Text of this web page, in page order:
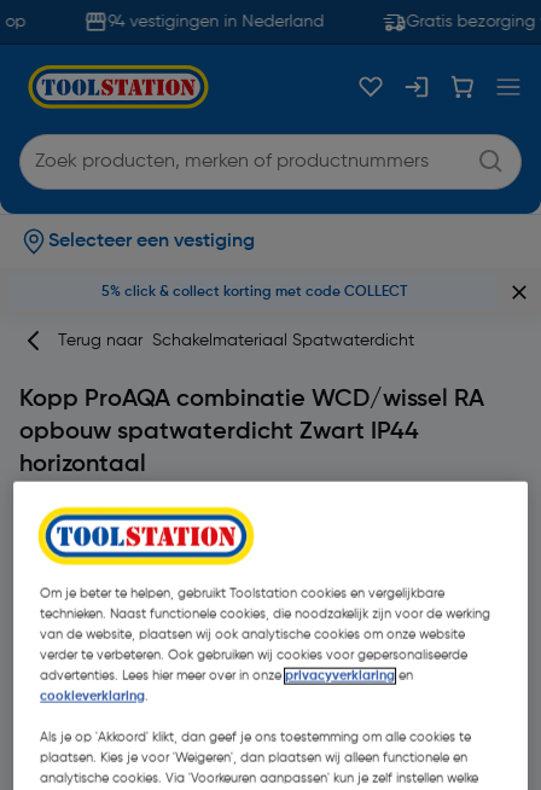
94 vestigingen in Nederland Gratis bezorging
Selecteer een vestiging
5% click & collect korting met code COLLECT
Terug naar Schakelmateriaal Spatwaterdicht
Kopp ProAQA combinatie WCD/wissel RA
opbouw spatwaterdicht Zwart IP44
horizontaal
MerkKopp Productcode: 93458
4.7 3 beoordeling(en)
Om je beter te helpen, gebruikt Toolstation cookies en vergelijkbare
technieken. Naast functionele cookies, die noodzakelijk zijn voor de werking
van de website, plaatsen wij ook analytische cookies om onze website
verder te verbeteren. Ook gebruiken wij cookies voor gepersonaliseerde
advertenties. Lees hier meer over in onzeprivacyverklaring en
cookieverklaring.
Als je op 'Akkoord' klikt, dan geef je ons toestemming om alle cookies te
plaatsen. Kies je voor 'Weigeren', dan plaatsen wij alleen functionele en
analytische cookies. Via 'Voorkeuren aanpassen' kun je zelf instellen welke